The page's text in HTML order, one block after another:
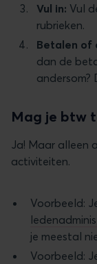
Vul in: Vul
rubrieken.
Betalen of
dan de
andersom?
Mag je btw
Ja! Maar alleen
activiteiten.
Voorbeeld:
je meestal
Voorbeeld: